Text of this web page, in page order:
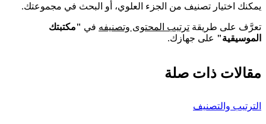
يمكنك اختيار تصنيف من الجزء العلوي، أو البحث في مجموعتك.
تعرَّف على طريقة ترتيب المحتوى وتصنيفه في "مكتبتك
الموسيقية" على جهازك.
مقالات ذات صلة
الترتيب والتصنيف